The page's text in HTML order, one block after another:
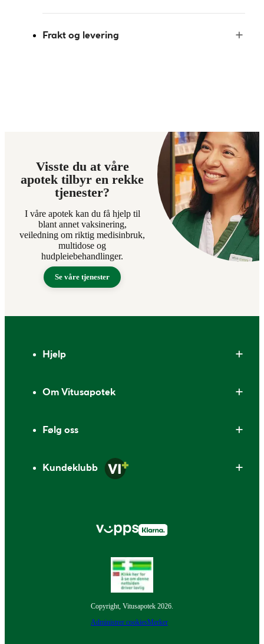
Frakt og levering
Visste du at våre
apotek tilbyr en rekke
tjenester?
I våre apotek kan du få hjelp til
blant annet vaksinering,
veiledning om riktig medisinbruk,
multidose og
hudpleiebehandlinger.
Se våre tjenester
Hjelp
Om Vitusapotek
Følg oss
Kundeklubb
Copyright, Vitusapotek 2026.
Administrer cookiesMerker